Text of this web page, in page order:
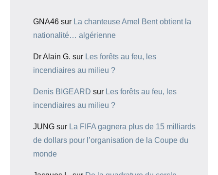
GNA46 sur La chanteuse Amel Bent obtient la
nationalité… algérienne
Dr Alain G. sur Les forêts au feu, les
incendiaires au milieu ?
Denis BIGEARD sur Les forêts au feu, les
incendiaires au milieu ?
JUNG sur La FIFA gagnera plus de 15 milliards
de dollars pour l’organisation de la Coupe du
monde